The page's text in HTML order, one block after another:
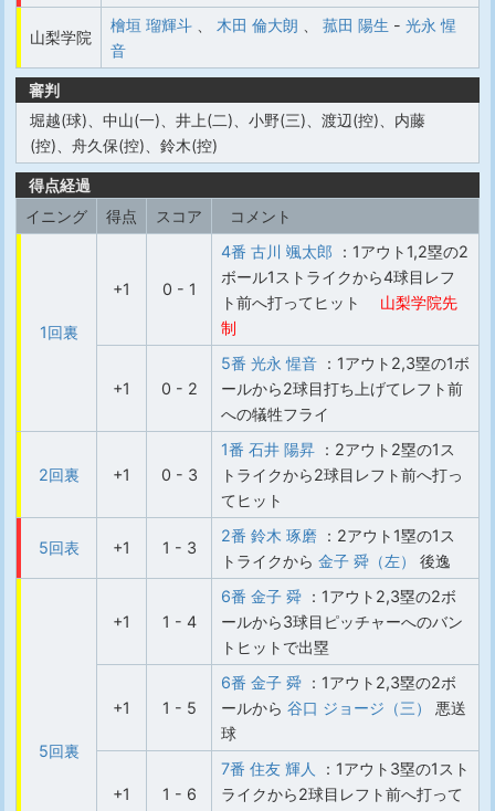
山梨学院
檜垣 瑠輝斗 木田 倫大朗 菰田 陽生 - 光永 惺
音
審判
堀越(球)、中山(一)、井上(二)、小野(三)、渡辺(控)、内藤
(控)、舟久保(控)、鈴木(控)
得点経過
イニング
得点 スコア コメント
1回裏
+1 0 - 1
4番 古川 颯太郎 ：1アウト1,2塁の2
ボール1ストライクから4球目レフ
ト前へ打ってヒット
山梨学院先
制
+1 0 - 2
5番 光永 惺音 ：1アウト2,3塁の1ボ
ールから2球目打ち上げてレフト前
への犠牲フライ
2回裏 +1 0 - 3
1番 石井 陽昇 ：2アウト2塁の1ス
トライクから2球目レフト前へ打っ
てヒット
5回表 +1 1 - 3
2番 鈴木 琢磨 ：2アウト1塁の1ス
トライクから 金子 舜（左） 後逸
5回裏
+1 1 - 4
6番 金子 舜 ：1アウト2,3塁の2ボ
ールから3球目ピッチャーへのバン
トヒットで出塁
+1 1 - 5
6番 金子 舜 ：1アウト2,3塁の2ボ
ールから 谷口 ジョージ（三）
悪送
球
+1 1 - 6
7番 住友 輝人
：1アウト3塁の1スト
ライクから2球目レフト前へ打って